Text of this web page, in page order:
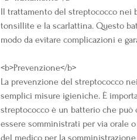
Il trattamento del streptococco nei
tonsillite e la scarlattina. Questo
modo da evitare complicazioni e
<b>Prevenzione</b>
La prevenzione del streptococco
semplici misure igieniche. È
streptococco è un batterio che
essere somministrati per via orale
del medico per la